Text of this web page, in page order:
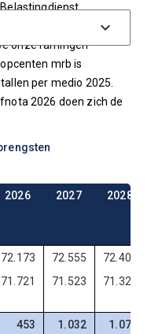
van het
onze ramingen
mrb is
per medio 2025.
2026 doen zich de
2026 2027 2028
72.173 72.555 72.400
71.721 71.523 71.325
453 1.032 1.075